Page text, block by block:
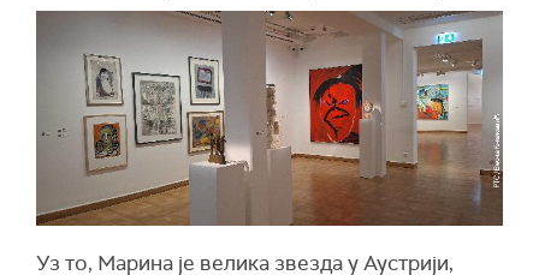
Уз то, Марина је велика звезда у Аустрији,